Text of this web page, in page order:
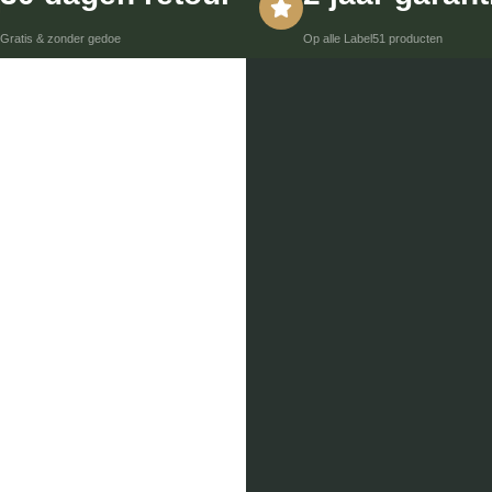
Gratis & zonder gedoe Op alle Label51 producten